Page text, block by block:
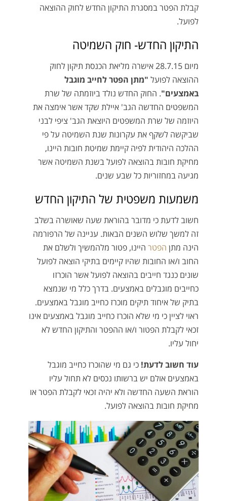
קבלת הפטר במסגרת התיקון החדש לחוק ההוצאה
לפועל.
התיקון החדש- חוק השמיטה
מיום 28.7.15 אישרה מליאת הכנסת תיקון לחוק
ההוצאה לפועל "מתן הפטר לחייב מוגבל
באמצעים". החוק החדש נולד ביוזמתה של שרת
המשפטים החדשה הגב' איילת שקד אשר אימצה את
היוזמה של שרת המשפטים היוצאת הגב' ציפי לבני
שביקשה לשקף את עקרונות שנת השמיטה על פי
ההלכה היהודית לפיה קיימת שמיטת חובות היינו,
מחיקת חובות בהוצאה לפועל בשנת השמיטה אשר
מגיעה במחזוריות כל שבע שנים.
משמעות משפטית של התיקון החדש
חשוב לדעת כי מדובר בהוראת שעה שאושרה בשלב
זה למשך שלוש השנים הבאות. עניינה של הרפורמה
הינה מתן הפטר היינו, פטור מלהמשיך ולשלם את
החוב ו/או החובות שהיו קיימים בתיקי הוצאה לפועל
שונים כנגד חייבים בהוצאה לפועל אשר הוכרזו
כחייבים מוגבלים באמצעים. בדרך כלל מי שנמצא
בתיק של איחוד תיקים מוכרז כחייב מוגבל באמצעים.
ראוי לציין כי מי שלא הוכרז כחייב מוגבל באמצעים אינו
זכאי לקבלת הפטור ו/או ההפטר והתיקון החדש לא
יחול עליו.
עוד חשוב לדעת! כי גם מי שהוכרז כחייב מוגבל
באמצעים אולם יש ברשותו נכסים לא תחול עליו
הוראת השעה החדשה ולא יהיה זכאי לקבלת הפטר או
מחיקת חובות בהוצאה לפועל.